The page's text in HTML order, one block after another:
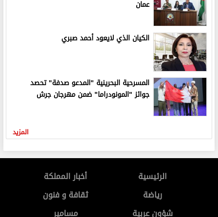
عمان
الكيان الذي لايعود أحمد صبري
المسرحية البحرينية "المدعو صدفة" تحصد
جوائز "المونودراما" ضمن مهرجان جرش
المزيد
الرئيسية
أخبار المملكة
رياضة
ثقافة و فنون
شؤون عربية
مسامير